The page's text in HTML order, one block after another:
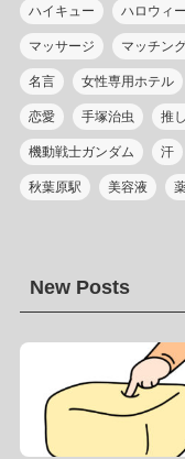
ハイキュー ハロウィ
マッサージ マッチン
名言 女性専用ホテル
恋愛 手塚治虫 推
機動戦士ガンダム 汗
秋葉原駅 美容液
New Posts